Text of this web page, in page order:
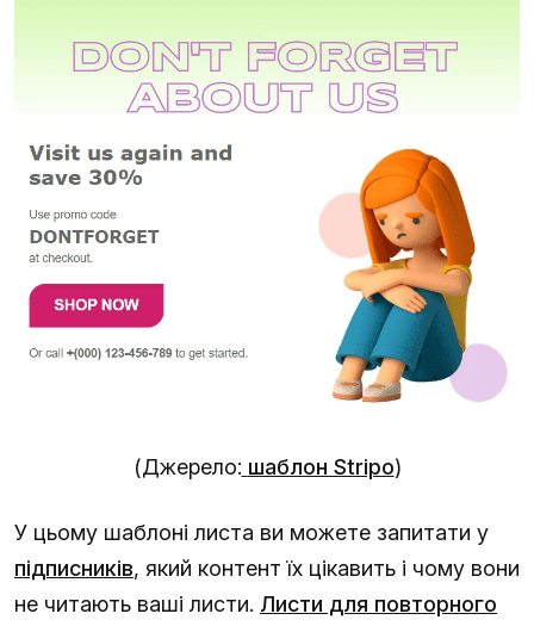
(Джерело: шаблон Stripo)
У цьому шаблоні листа ви можете запитати у
підписників, який контент їх цікавить і чому вони
не читають ваші листи. Листи для повторного